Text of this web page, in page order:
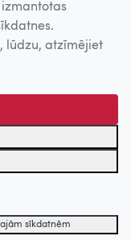
Uz augšu
sistēmu
izmantotas
lūdzu, atzīmējiet
sīkdatnēm